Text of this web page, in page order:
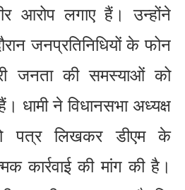
आरोप लगाए हैं। उन्होंने
जनप्रतिनिधियों के फोन
जनता की समस्याओं को
धामी ने विधानसभा अध्यक्ष
पत्र लिखकर डीएम के
कार्रवाई की मांग की है।